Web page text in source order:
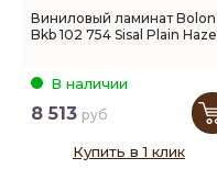
Виниловый ламинат Bolon
Bkb 102 754 Sisal Plain Hazel
В наличии
8 513 руб
Купить в 1 клик